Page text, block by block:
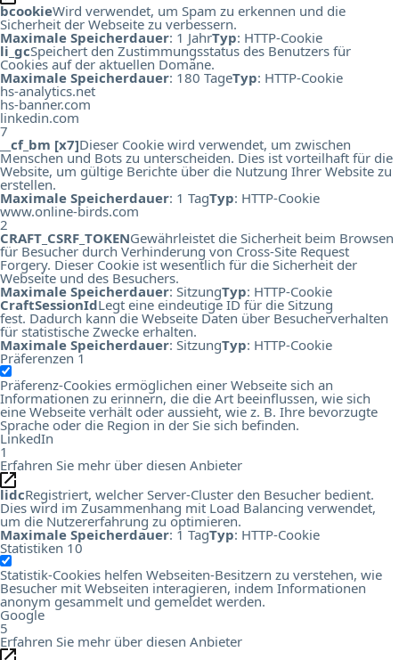
bcookieWird verwendet, um Spam zu erkennen und die
Sicherheit der Webseite zu verbessern.
Maximale Speicherdauer: 1 JahrTyp: HTTP-Cookie
li_gcSpeichert den Zustimmungsstatus des Benutzers für
Cookies auf der aktuellen Domäne.
Maximale Speicherdauer: 180 TageTyp: HTTP-Cookie
hs-analytics.net
hs-banner.com
linkedin.com
7
__cf_bm [x7]Dieser Cookie wird verwendet, um zwischen
Menschen und Bots zu unterscheiden. Dies ist vorteilhaft für die
Website, um gültige Berichte über die Nutzung Ihrer Website zu
erstellen.
Maximale Speicherdauer: 1 TagTyp: HTTP-Cookie
www.online-birds.com
2
CRAFT_CSRF_TOKENGewährleistet die Sicherheit beim Browsen
für Besucher durch Verhinderung von Cross-Site Request
Forgery. Dieser Cookie ist wesentlich für die Sicherheit der
Webseite und des Besuchers.
Maximale Speicherdauer: SitzungTyp: HTTP-Cookie
CraftSessionIdLegt eine eindeutige ID für die Sitzung
fest. Dadurch kann die Webseite Daten über Besucherverhalten
für statistische Zwecke erhalten.
Maximale Speicherdauer: SitzungTyp: HTTP-Cookie
Präferenzen 1
Präferenz-Cookies ermöglichen einer Webseite sich an
Informationen zu erinnern, die die Art beeinflussen, wie sich
eine Webseite verhält oder aussieht, wie z. B. Ihre bevorzugte
Sprache oder die Region in der Sie sich befinden.
LinkedIn
1
Erfahren Sie mehr über diesen Anbieter
lidcRegistriert, welcher Server-Cluster den Besucher bedient.
Dies wird im Zusammenhang mit Load Balancing verwendet,
um die Nutzererfahrung zu optimieren.
Maximale Speicherdauer: 1 TagTyp: HTTP-Cookie
Statistiken 10
Statistik-Cookies helfen Webseiten-Besitzern zu verstehen, wie
Besucher mit Webseiten interagieren, indem Informationen
anonym gesammelt und gemeldet werden.
Google
5
Erfahren Sie mehr über diesen Anbieter